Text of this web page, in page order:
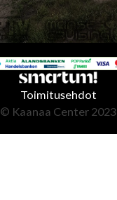
Toimitusehdot
© Kaanaa Center 2023